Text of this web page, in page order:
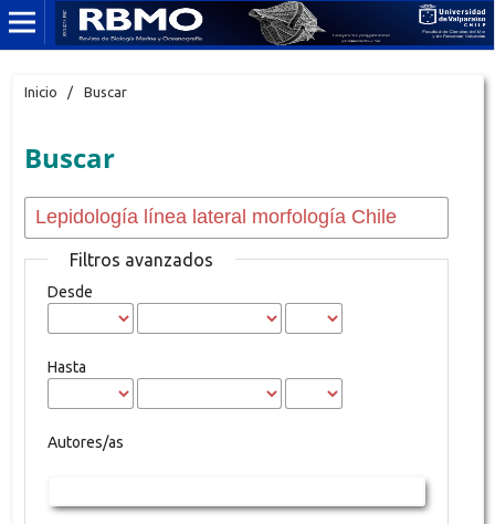
Inicio / Buscar
Buscar
Filtros avanzados
Desde
Hasta
Autores/as